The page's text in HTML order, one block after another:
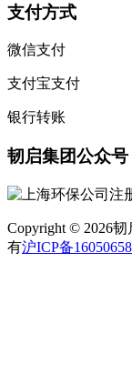
支付方式
微信支付
支付宝支付
银行转账
韧启集团公众号
Copyright © 2026
有沪ICP备